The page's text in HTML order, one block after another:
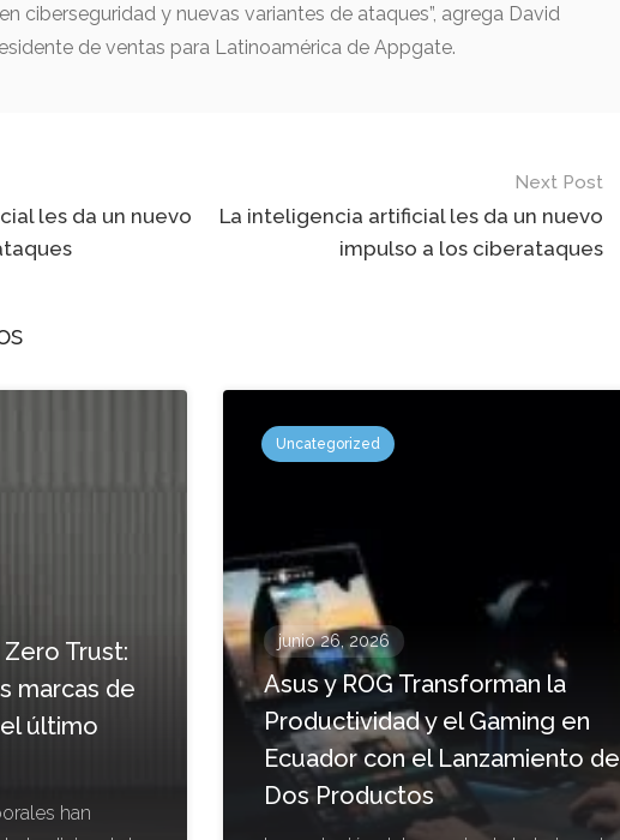
ciberseguridad y nuevas variantes de ataques”, agrega David
de ventas para Latinoamérica de Appgate.
les da un nuevo
Next Post
La inteligencia artificial les da un nuevo
impulso a los ciberataques
Trust:
marcas de
último
han
Uncategorized
junio 26, 2026
Asus y ROG Transforman la
Productividad y el Gaming en
Ecuador con el Lanzamiento de
Dos Productos